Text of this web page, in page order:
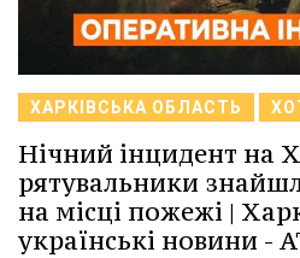
ХАРКІВСЬКА ОБЛАСТЬ
Нічний інцидент на
рятувальники
на місці пожежі |
українські новини -